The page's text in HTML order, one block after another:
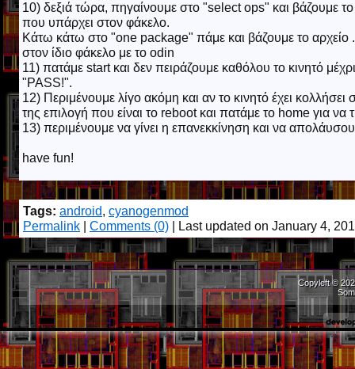
10) δεξιά τώρα, πηγαίνουμε στο "select ops" και βάζουμε
που υπάρχει στον φάκελο.
Κάτω κάτω στο "one package" πάμε και βάζουμε το αρχείο
στον ίδιο φάκελο με το odin
11) πατάμε start και δεν πειράζουμε καθόλου το κινητό
"PASS!".
12) Περιμένουμε λίγο ακόμη και αν το κινητό έχει
της επιλογή που είναι το reboot και πατάμε το home για να
13) περιμένουμε να γίνει η επανεκκίνηση και να
have fun!
Tags: android, cyanogenmod
Permalink
Comments (0) | Last updated on January 4,
Copyleft ©